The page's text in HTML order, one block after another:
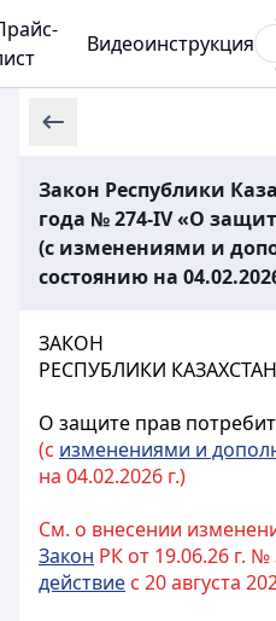
Видеоинструкция
Закон Республики
года № 274-IV «О
(с изменениями и
состоянию на
ЗАКОН
РЕСПУБЛИКИ КАЗАХСТАН
О защите прав
(с изменениями и
на 04.02.2026 г.)
См. о внесении
Закон РК от 19.06.26 г. №
действие с 20 августа